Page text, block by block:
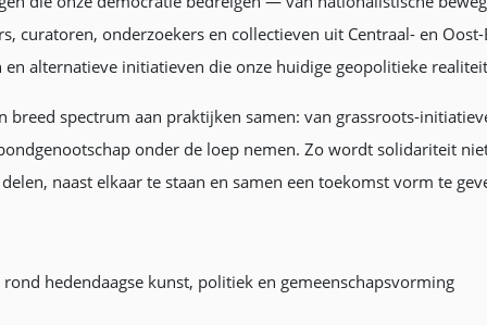
onderzoekers en collectieven uit Centraal- en
alternatieve initiatieven die onze huidige geopolitieke
breed spectrum aan praktijken samen: van grassroots-
onder de loep nemen. Zo wordt solidariteit
naast elkaar te staan en samen een toekomst vorm te
rond hedendaagse kunst, politiek en gemeenschapsvorming